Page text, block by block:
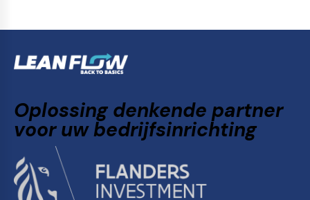
Oplossing denkende partner
voor uw bedrijfsinrichting